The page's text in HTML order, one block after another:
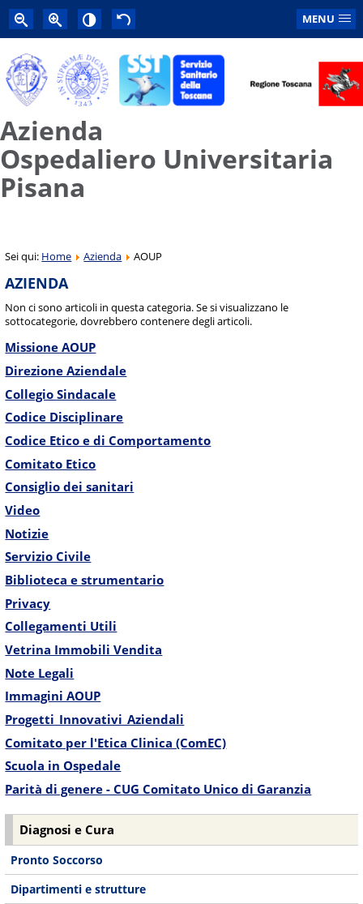
MENU
Azienda
Ospedaliero Universitaria
Pisana
Sei qui: Home Azienda AOUP
AZIENDA
Non ci sono articoli in questa categoria. Se si visualizzano le
sottocategorie, dovrebbero contenere degli articoli.
Missione AOUP
Direzione Aziendale
Collegio Sindacale
Codice Disciplinare
Codice Etico e di Comportamento
Comitato Etico
Consiglio dei sanitari
Video
Notizie
Servizio Civile
Biblioteca e strumentario
Privacy
Collegamenti Utili
Vetrina Immobili Vendita
Note Legali
Immagini AOUP
Progetti_Innovativi_Aziendali
Comitato per l'Etica Clinica (ComEC)
Scuola in Ospedale
Parità di genere - CUG Comitato Unico di Garanzia
Diagnosi e Cura
Pronto Soccorso
Dipartimenti e strutture